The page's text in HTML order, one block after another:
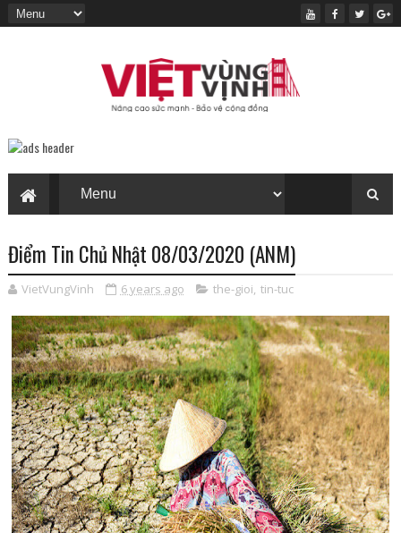
Điểm Tin Chủ Nhật 08/03/2020 (ANM)
VietVungVinh 6 years ago the-gioi, tin-tuc